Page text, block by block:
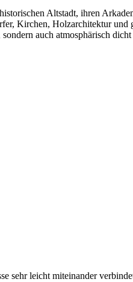
Altstadt, ihren
Kirchen, Holzarchitektur und
auch atmosphärisch dicht
sehr leicht miteinander